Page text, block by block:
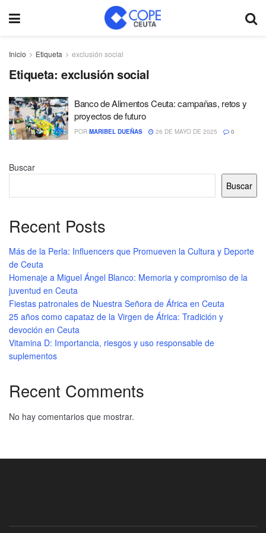
Inicio Etiqueta exclusión social
Etiqueta: exclusión social
Banco de Alimentos Ceuta: campañas, retos y
proyectos de futuro
POR MARIBEL DUEÑAS 26 DE MAYO DE 2025 0
Buscar
Buscar
Recent Posts
Más de la Perla: Influencers que Promueven la Cultura y Deporte
de Ceuta
Homenaje a Miguel Ángel Blanco: Memoria y compromiso de la
juventud en Ceuta
Fiestas patronales de Nuestra Señora de África en Ceuta
25 años como capataz de la Virgen de África: Tradición y
devoción en Ceuta
Vitamina D: Importancia, riesgos y uso responsable de
suplementos
Recent Comments
No hay comentarios que mostrar.